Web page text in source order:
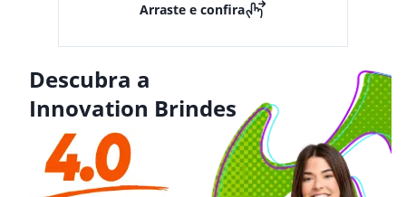
Arraste e confira
Descubra a
Innovation Brindes